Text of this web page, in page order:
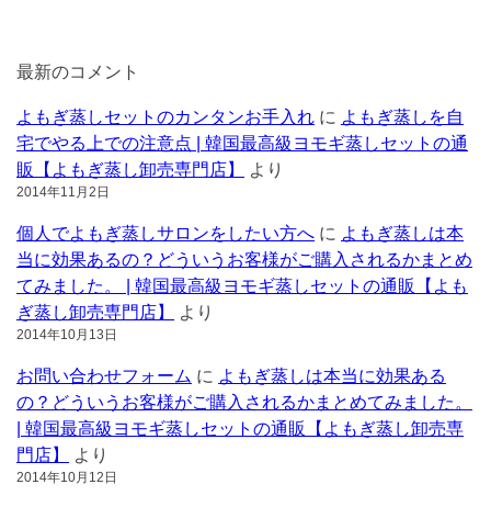
最新のコメント
よもぎ蒸しセットのカンタンお手入れ に よもぎ蒸しを自
宅でやる上での注意点 | 韓国最高級ヨモギ蒸しセットの通
販【よもぎ蒸し卸売専門店】
より
2014年11月2日
個人でよもぎ蒸しサロンをしたい方へ に よもぎ蒸しは本
当に効果あるの？どういうお客様がご購入されるかまとめ
てみました。 | 韓国最高級ヨモギ蒸しセットの通販【よも
ぎ蒸し卸売専門店】
より
2014年10月13日
お問い合わせフォーム に よもぎ蒸しは本当に効果ある
の？どういうお客様がご購入されるかまとめてみました。
| 韓国最高級ヨモギ蒸しセットの通販【よもぎ蒸し卸売専
門店】
より
2014年10月12日